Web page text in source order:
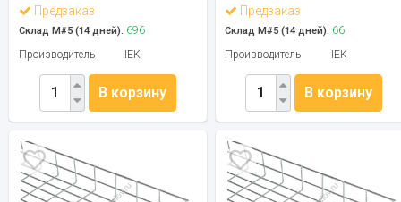
Предзаказ
Склад М#5 (14 дней): 696
Производитель
IEK
В корзину
Предзаказ
Склад М#5 (14 дней): 66
Производитель
IEK
В корзину